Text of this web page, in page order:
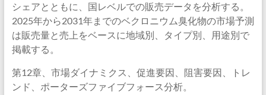
シェアとともに、国レベルでの販売データを分析する。
2025年から2031年までのベクロニウム臭化物の市場予測
は販売量と売上をベースに地域別、タイプ別、用途別で
掲載する。
第12章、市場ダイナミクス、促進要因、阻害要因、トレ
ンド、ポーターズファイブフォース分析。